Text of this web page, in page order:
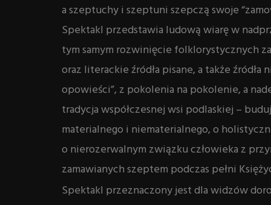
a szeptuchy i szeptuni szepczą swoje
Spektakl przedstawia ludową wiarę w
tym samym rozwinięcie folklorystycznych
oraz literackie źródła pisane, a także
opowieści”, z pokolenia na pokolenie, a
tradycja współczesnej wsi podlaskiej –
materialnego i niematerialnego, o
o nierozerwalnym związku człowieka z
zamawianych szeptem podczas pełni
Spektakl przeznaczony jest dla widzów